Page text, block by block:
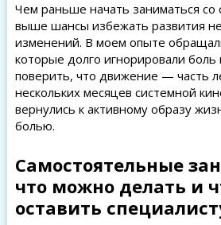
Чем раньше начать заниматься со
выше шансы избежать развития
изменений. В моем опыте
которые долго игнорировали боль
поверить, что движение — часть
нескольких месяцев системной
вернулись к активному образу
болью.
Самостоятельные
что можно делать и
оставить